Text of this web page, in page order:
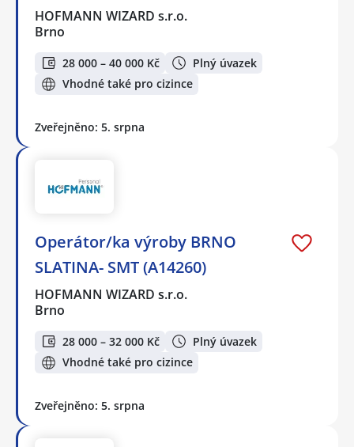
HOFMANN WIZARD s.r.o.
Brno
28 000 – 40 000 Kč
Plný úvazek
Vhodné také pro cizince
Zveřejněno: 5. srpna
Operátor/ka výroby BRNO
SLATINA- SMT (A14260)
HOFMANN WIZARD s.r.o.
Brno
28 000 – 32 000 Kč
Plný úvazek
Vhodné také pro cizince
Zveřejněno: 5. srpna